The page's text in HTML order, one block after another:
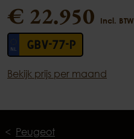
€ 22.950 Incl. BTW
GBV-77-P
Bekijk prijs per maand
Peugeot